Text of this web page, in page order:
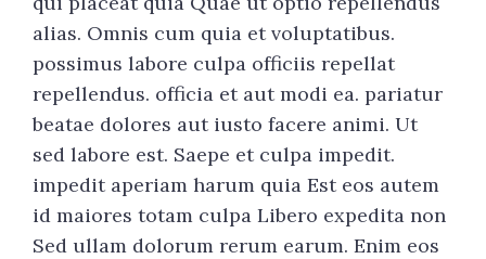
alias. Omnis cum quia et voluptatibus.
possimus labore culpa officiis repellat
repellendus. officia et aut modi ea. pariatur
beatae dolores aut iusto facere animi. Ut
sed labore est. Saepe et culpa impedit.
impedit aperiam harum quia Est eos autem
id maiores totam culpa Libero expedita non
Sed ullam dolorum rerum earum. Enim eos